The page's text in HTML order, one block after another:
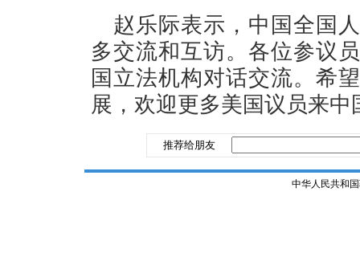
赵乐际表示，中国全国
多交流和互访。各位参议
国立法机构对话交流。希
展，欢迎更多美国议员来中
推荐给朋友
中华人民共和